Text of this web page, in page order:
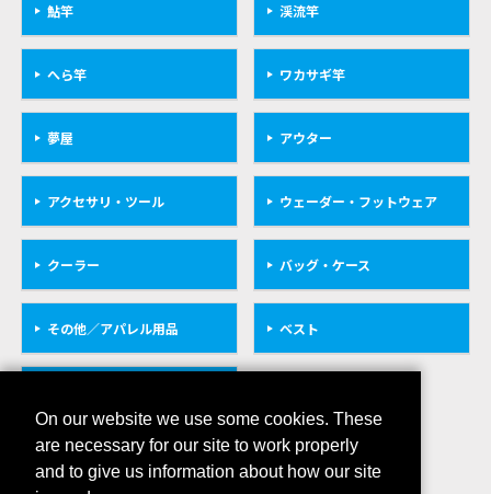
鮎竿 渓流竿
へら竿 ワカサギ竿
夢屋 アウター
アクセサリ・ツール ウェーダー・フットウェア
クーラー バッグ・ケース
その他／アパレル用品 ベスト
On our website we use some cookies. These
are necessary for our site to work properly
and to give us information about how our site